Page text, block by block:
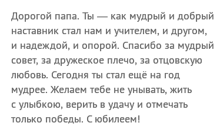
Дорогой папа. Ты — как мудрый и добрый
наставник стал нам и учителем, и другом,
и надеждой, и опорой. Спасибо за мудрый
совет, за дружеское плечо, за отцовскую
любовь. Сегодня ты стал ещё на год
мудрее. Желаем тебе не унывать, жить
с улыбкою, верить в удачу и отмечать
только победы. С юбилеем!